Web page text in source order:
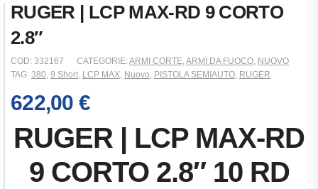
RUGER | LCP MAX-RD 9 CORTO
2.8″
COD: 332167 CATEGORIE:ARMI CORTE,ARMI DA FUOCO, NUOVO
TAG: 380, 9 Short, LCP MAX, Nuovo, PISTOLA SEMIAUTO, RUGER
622,00 €
RUGER | LCP MAX-RD
9 CORTO 2.8″ 10 RD